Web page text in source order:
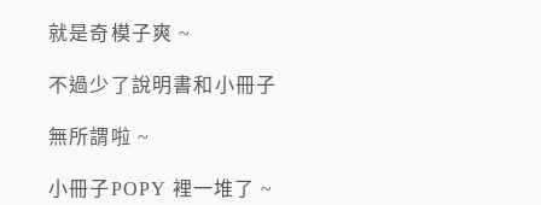
就是奇模子爽 ~
不過少了說明書和小冊子
無所謂啦 ~
小冊子POPY 裡一堆了 ~